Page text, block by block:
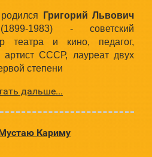
Григорий Львович
1983) - советский
театра и кино, педагог,
артист СССР, лауреат двух
степени
дальше...
Кариму